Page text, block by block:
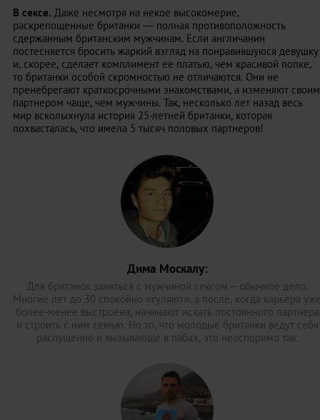
В сексе. Даже несмотря на некое высокомерие,
раскрепощенные британки — полная противоположность
сдержанным британским мужчинам. Если англичанин
постесняется бросить жаркий взгляд на понравившуюся девушку
и, скорее, сделает комплимент ее платью, чем красивой попке,
то британки особой скромностью не отличаются. Они не
пренебрегают краткосрочными знакомствами, а изменяют своим
партнером чаще, чем мужчины. Так, несколько лет назад весь
мир всколыхнула история 25-летней британки, которая
похвасталась, что имела 5 тысяч половых партнеров!
Дима Москалу:
Для британок заняться с мужчиной сексом – обычное дело.
Многие лет до 30 спокойно «гуляют», а после, когда карьера
более-менее выстроена, начинают искать постоянного партнера
и строить с ним семью. Но то, что молодые британки ведут себя
распущенно и вызывающе в пабах, это неоспоримо так.